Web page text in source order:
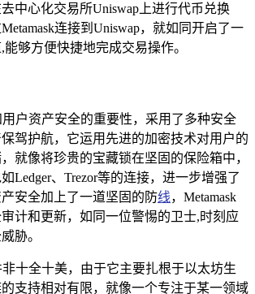
中心化交易所Uniswap上进行代币兑换
连接到Uniswap，就如同开启了一
够方便快捷地完成交易操作。
用户资产安全的重要性，采用了多种安全
驾护航，它运用先进的加密技术对用户的
就像将珍贵的宝藏锁在坚固的保险箱中，
Ledger、Trezor等的连接，进一步增强了
安全加上了一道坚固的防线，Metamask
计和更新，如同一位警惕的卫士,时刻应
胁。
非十全十美，由于它主要扎根于以太坊生
支持相对有限，就像一个专注于某一领域